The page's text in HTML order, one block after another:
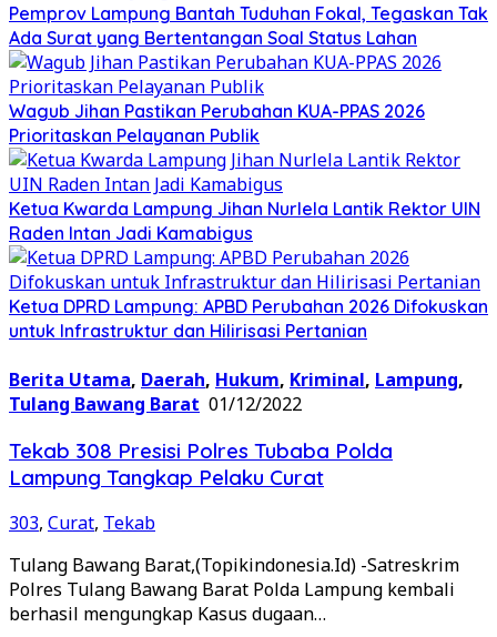
Pemprov Lampung Bantah Tuduhan Fokal, Tegaskan Tak
Ada Surat yang Bertentangan Soal Status Lahan
Wagub Jihan Pastikan Perubahan KUA-PPAS 2026
Prioritaskan Pelayanan Publik
Ketua Kwarda Lampung Jihan Nurlela Lantik Rektor UIN
Raden Intan Jadi Kamabigus
Ketua DPRD Lampung: APBD Perubahan 2026 Difokuskan
untuk Infrastruktur dan Hilirisasi Pertanian
Berita Utama, Daerah, Hukum, Kriminal, Lampung,
Tulang Bawang Barat 01/12/2022
Tekab 308 Presisi Polres Tubaba Polda
Lampung Tangkap Pelaku Curat
303, Curat, Tekab
Tulang Bawang Barat,(Topikindonesia.Id) -Satreskrim
Polres Tulang Bawang Barat Polda Lampung kembali
berhasil mengungkap Kasus dugaan…